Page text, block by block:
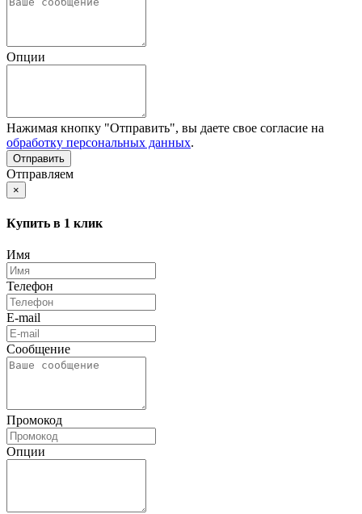
Опции
Нажимая кнопку "Отправить", вы даете свое согласие на
обработку персональных данных.
Отправляем
×
Купить в 1 клик
Имя
Телефон
E-mail
Сообщение
Промокод
Опции